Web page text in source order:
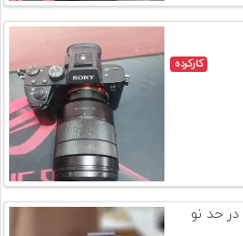
کارکرده